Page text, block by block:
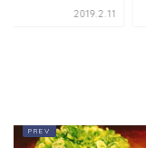
2019.2.11